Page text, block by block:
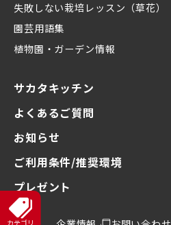
失敗しない栽培レッスン（草花）
園芸用語集
植物園・ガーデン情報
サカタキッチン
よくあるご質問
お知らせ
ご利用条件/推奨環境
プレゼント